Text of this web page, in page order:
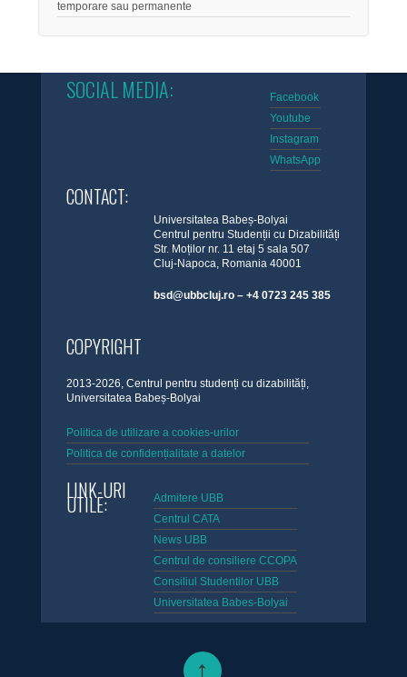
temporare sau permanente
SOCIAL MEDIA:
Facebook
Youtube
Instagram
WhatsApp
CONTACT:
Universitatea Babeș-Bolyai
Centrul pentru Studenții cu Dizabilități
Str. Moților nr. 11 etaj 5 sala 507
Cluj-Napoca, Romania 40001
bsd@ubbcluj.ro – +4 0723 245 385
COPYRIGHT
2013-2026, Centrul pentru studenți cu dizabilități,
Universitatea Babeș-Bolyai
Politica de utilizare a cookies-urilor
Politica de confidențialitate a datelor
LINK-URI
UTILE:
Admitere UBB
Centrul CATA
News UBB
Centrul de consiliere CCOPA
Consiliul Studentilor UBB
Universitatea Babes-Bolyai
↑